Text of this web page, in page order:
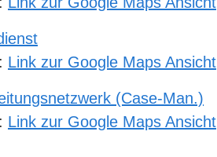
Link zur Google Maps Ansicht
(Case-Man.)
Link zur Google Maps Ansicht